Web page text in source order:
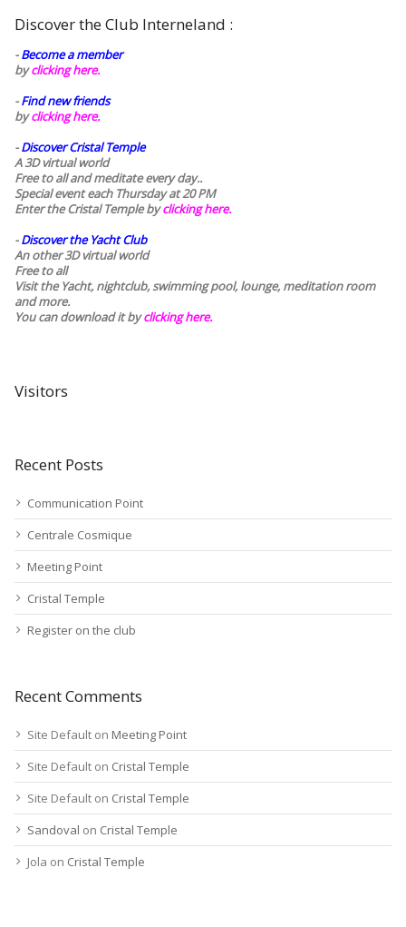
Discover the Club Interneland :
-Become a member
byclicking here.
-Find new friends
byclicking here.
-Discover Cristal Temple
A 3D virtual world
Free to all and meditate every day..
Special event each Thursday at 20 PM
Enter the Cristal Temple byclicking here.
-Discover the Yacht Club
An other 3D virtual world
Free to all
Visit the Yacht, nightclub, swimming pool, lounge, meditation room
and more.
You can download it byclicking here.
Visitors
Recent Posts
Communication Point
Centrale Cosmique
Meeting Point
Cristal Temple
Register on the club
Recent Comments
Site Default on Meeting Point
Site Default on Cristal Temple
Site Default on Cristal Temple
Sandoval on Cristal Temple
Jola on Cristal Temple